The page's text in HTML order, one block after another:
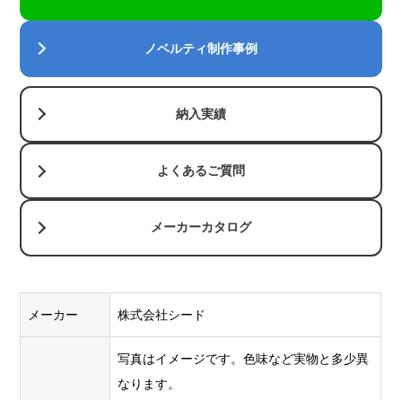
ノベルティ制作事例
納入実績
よくあるご質問
メーカーカタログ
メーカー 株式会社シード
写真はイメージです。色味など実物と多少異
なります。